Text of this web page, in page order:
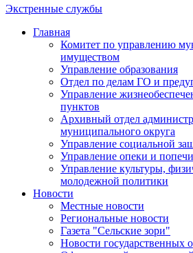
Экстренные службы
Главная
Комитет по управлению
имуществом
Управление образования
Отдел по делам ГО и
Управление
пунктов
Архивный отдел
муниципального округа
Управление социальной
Управление опеки и
Управление культуры,
молодежной политики
Новости
Местные новости
Региональные новости
Газета "Сельские зори"
Новости государственных